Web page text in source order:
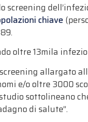
chiave
oltre 13mila
allargato
e/o oltre 3000
sottolineano
di salute”.